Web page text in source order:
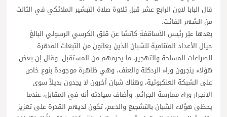
قال البابا لاون الرابع عشر قبل تلاوة صلاة التبشير الملائكي في الثالث
من الشهر الفائت.
بعدها عبّر رئيس الأساقفة كاتشا عن قلق الكرسي الرسولي البالغ
حيال الأعداد المتنامية للشبان الذين يعانون من التبعات المدمّرة
للصراعات المسلحة والتهجير، ما يحرمهم من المستقبل. وقال إن بعض
هؤلاء ينجرون وراء الردكلة والعنف، وهي ظاهرة موجودة بنوع خاص
على الشبكة العنكبوتية، وهناك شبان آخرون لا يجدون بديلاً سوى
الانجرار وراء ممارسة الجرائم. وأضاف سيادته أنه في المقابل، عندما
يحظى هؤلاء الشبان بالتشجيع والدعم، تكون لديهم القدرة على تعزيز